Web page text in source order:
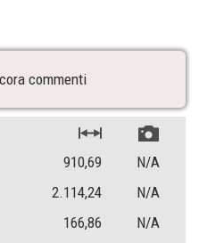
commenti
910,69
N/A
2.114,24
N/A
166,86
N/A